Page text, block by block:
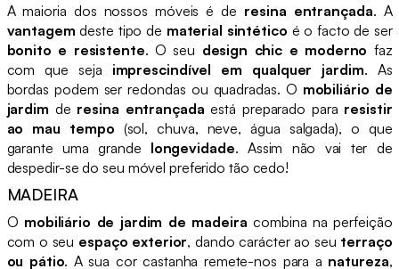
A maioria dos nossos móveis é de resina entrançada. A
vantagem deste tipo de material sintético é o facto de ser
bonito e resistente. O seu design chic e moderno faz
com que seja imprescindível em qualquer jardim. As
bordas podem ser redondas ou quadradas. O mobiliário de
jardim de resina entrançada está preparado para resistir
ao mau tempo (sol, chuva, neve, água salgada), o que
garante uma grande longevidade. Assim não vai ter de
despedir-se do seu móvel preferido tão cedo!
MADEIRA
O mobiliário de jardim de madeira combina na perfeição
com o seu espaço exterior, dando carácter ao seu terraço
ou pátio. A sua cor castanha remete-nos para a natureza,